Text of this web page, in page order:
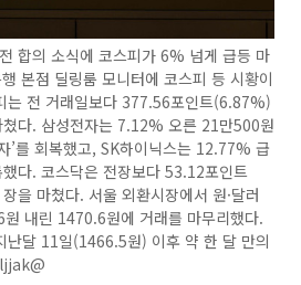
합의 소식에 코스피가 6% 넘게 급등 마
본점 딜링룸 모니터에 코스피 등 시황이
는 전 거래일보다 377.56포인트(6.87%)
다. 삼성전자는 7.12% 오른 21만500원
’를 회복했고, SK하이닉스는 12.77% 급
다. 코스닥은 전장보다 53.12포인트
을 마쳤다. 서울 외환시장에서 원·달러
내린 1470.6원에 거래를 마무리했다.
난달 11일(1466.5원) 이후 약 한 달 만의